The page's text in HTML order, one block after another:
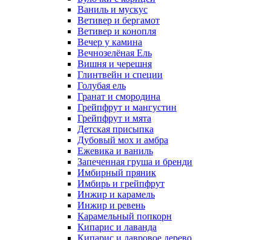
Ваниль и мускус
Ветивер и бергамот
Ветивер и конопля
Вечер у камина
Вечнозелёная Ель
Вишня и черешня
Глинтвейн и специи
Голубая ель
Гранат и смородина
Грейпфрут и мангустин
Грейпфрут и мята
Детская присыпка
Дубовый мох и амбра
Ежевика и ваниль
Запеченная груша и бренди
Имбирный пряник
Имбирь и грейпфрут
Инжир и карамель
Инжир и ревень
Карамельный попкорн
Кипарис и лаванда
Кипарис и лавровое дерево